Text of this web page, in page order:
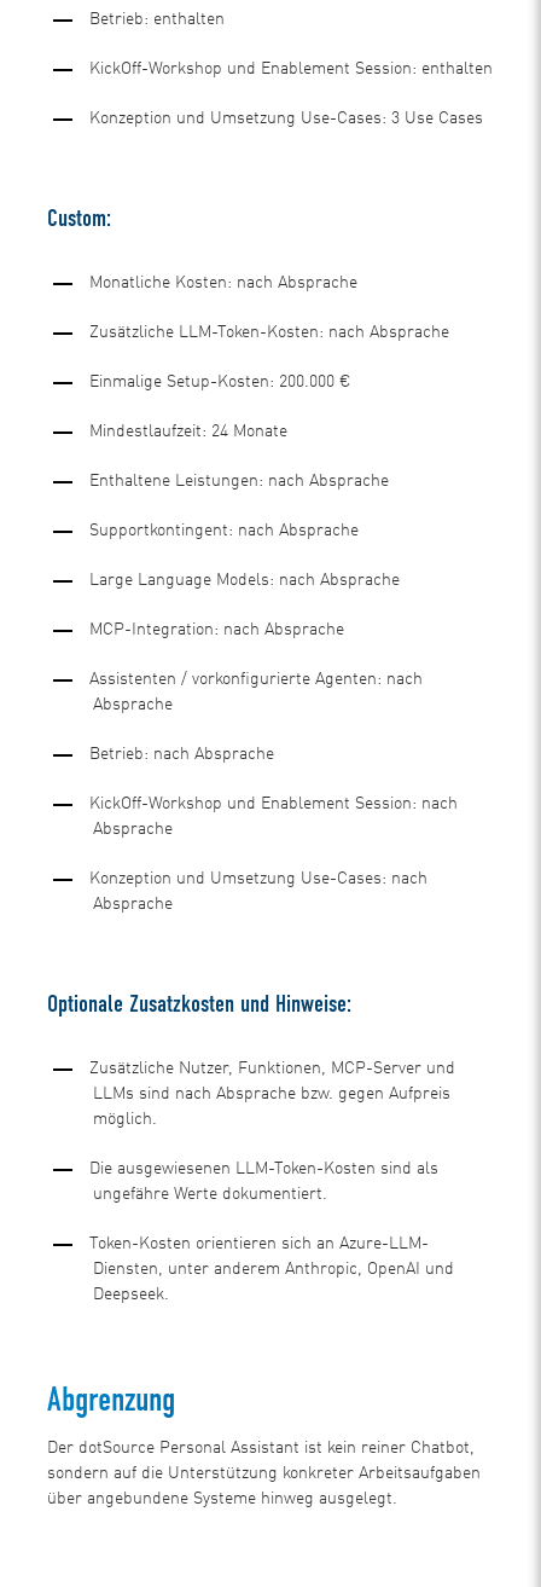
Betrieb: enthalten
KickOff-Workshop und Enablement Session: enthalten
Konzeption und Umsetzung Use-Cases: 3 Use Cases
Custom:
Monatliche Kosten: nach Absprache
Zusätzliche LLM-Token-Kosten: nach Absprache
Einmalige Setup-Kosten: 200.000 €
Mindestlaufzeit: 24 Monate
Enthaltene Leistungen: nach Absprache
Supportkontingent: nach Absprache
Large Language Models: nach Absprache
MCP-Integration: nach Absprache
Assistenten / vorkonfigurierte Agenten: nach
Absprache
Betrieb: nach Absprache
KickOff-Workshop und Enablement Session: nach
Absprache
Konzeption und Umsetzung Use-Cases: nach
Absprache
Optionale Zusatzkosten und Hinweise:
Zusätzliche Nutzer, Funktionen, MCP-Server und
LLMs sind nach Absprache bzw. gegen Aufpreis
möglich.
Die ausgewiesenen LLM-Token-Kosten sind als
ungefähre Werte dokumentiert.
Token-Kosten orientieren sich an Azure-LLM-
Diensten, unter anderem Anthropic, OpenAI und
Deepseek.
Abgrenzung
Der dotSource Personal Assistant ist kein reiner Chatbot,
sondern auf die Unterstützung konkreter Arbeitsaufgaben
über angebundene Systeme hinweg ausgelegt.